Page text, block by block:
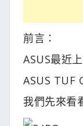
前言：
ASUS最近
ASUS TUF
我們先來看